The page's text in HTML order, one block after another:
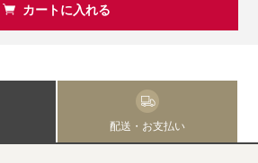
カートに入れる
配送・お支払い